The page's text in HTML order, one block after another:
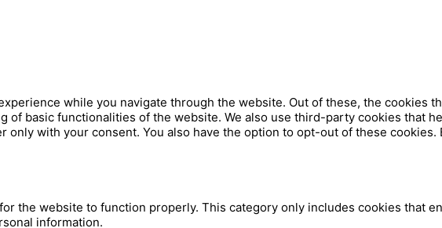
while you navigate through the website. Out of these, the cookies
of basic functionalities of the website. We also use third-party cookies that
with your consent. You also have the option to opt-out of these
the website to function properly. This category only includes cookies that
information.